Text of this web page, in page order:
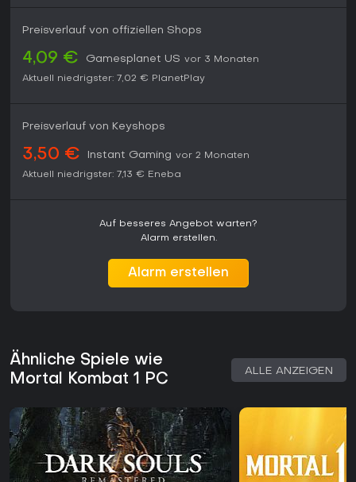
Preisverlauf von offiziellen Shops
4,09 € Gamesplanet US vor 3 Monaten
Aktuell niedrigster: 7,02 € PlanetPlay
Preisverlauf von Keyshops
3,50 € Instant Gaming vor 2 Monaten
Aktuell niedrigster: 7,13 € Eneba
Auf besseres Angebot warten?
Alarm erstellen.
Alarm erstellen
Ähnliche Spiele wie
Mortal Kombat 1 PC
ALLE ANZEIGEN